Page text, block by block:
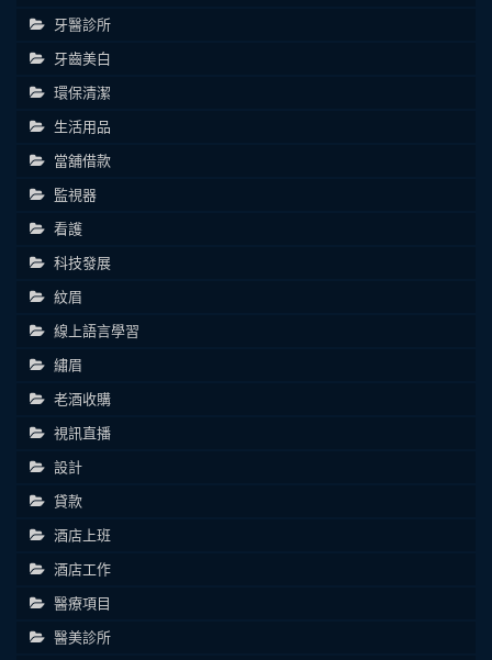
牙醫診所
牙齒美白
環保清潔
生活用品
當舖借款
監視器
看護
科技發展
紋眉
線上語言學習
繡眉
老酒收購
視訊直播
設計
貸款
酒店上班
酒店工作
醫療項目
醫美診所